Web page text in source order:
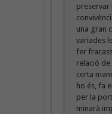
preservar
una gran
variades
fer
relació de
certa
ho és, fa
per la
minarà